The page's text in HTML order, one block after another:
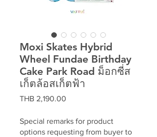
Moxi Skates Hybrid
Wheel Fundae Birthday
Cake Park Road ม็อกซี่ส
เก็ตล้อสเก็ตฟ้า
THB 2,190.00
Special remarks for product
options requesting from buyer to